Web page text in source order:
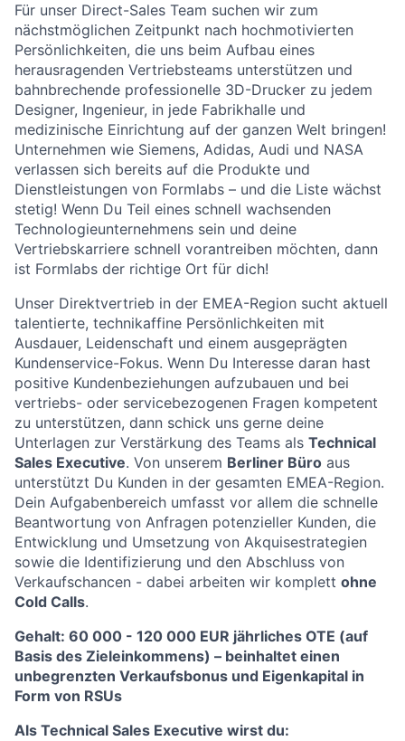
Für unser Direct-Sales Team suchen wir zum
nächstmöglichen Zeitpunkt nach hochmotivierten
Persönlichkeiten, die uns beim Aufbau eines
herausragenden Vertriebsteams unterstützen und
bahnbrechende professionelle 3D-Drucker zu jedem
Designer, Ingenieur, in jede Fabrikhalle und
medizinische Einrichtung auf der ganzen Welt bringen!
Unternehmen wie Siemens, Adidas, Audi und NASA
verlassen sich bereits auf die Produkte und
Dienstleistungen von Formlabs – und die Liste wächst
stetig! Wenn Du Teil eines schnell wachsenden
Technologieunternehmens sein und deine
Vertriebskarriere schnell vorantreiben möchten, dann
ist Formlabs der richtige Ort für dich!
Unser Direktvertrieb in der EMEA-Region sucht aktuell
talentierte, technikaffine Persönlichkeiten mit
Ausdauer, Leidenschaft und einem ausgeprägten
Kundenservice-Fokus. Wenn Du Interesse daran hast
positive Kundenbeziehungen aufzubauen und bei
vertriebs- oder servicebezogenen Fragen kompetent
zu unterstützen, dann schick uns gerne deine
Unterlagen zur Verstärkung des Teams als Technical
Sales Executive. Von unserem Berliner Büro aus
unterstützt Du Kunden in der gesamten EMEA-Region.
Dein Aufgabenbereich umfasst vor allem die schnelle
Beantwortung von Anfragen potenzieller Kunden, die
Entwicklung und Umsetzung von Akquisestrategien
sowie die Identifizierung und den Abschluss von
Verkaufschancen - dabei arbeiten wir komplett ohne
Cold Calls.
Gehalt: 60 000 - 120 000 EUR jährliches OTE (auf
Basis des Zieleinkommens) – beinhaltet einen
unbegrenzten Verkaufsbonus und Eigenkapital in
Form von RSUs
Als Technical Sales Executive wirst du: